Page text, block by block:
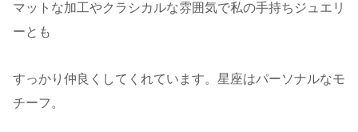
マットな加工やクラシカルな雰囲気で私の手持ちジュエリ
ーとも
すっかり仲良くしてくれています。星座はパーソナルなモ
チーフ。